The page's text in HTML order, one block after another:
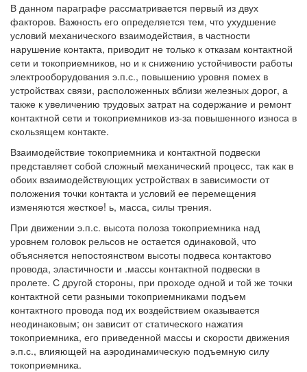
В данном параграфе рассматривается первый из двух
факторов. Важность его определяется тем, что ухудшение
условий механического взаимодействия, в частности
нарушение контакта, приводит не только к отказам контактной
сети и токоприемников, но и к снижению устойчивости работы
электрооборудования э.п.с., повышению уровня помех в
устройствах связи, расположенных вблизи железных дорог, а
также к увеличению трудовых затрат на содержание и ремонт
контактной сети и токоприемников из-за повышенного износа в
скользящем контакте.
Взаимодействие токоприемника и контактной подвески
представляет собой сложный механический процесс, так как в
обоих взаимодействующих устройствах в зависимости от
положения точки контакта и условий ее перемещения
изменяются жесткое! ь, масса, силы трения.
При движении э.п.с. высота полоза токоприемника над
уровнем головок рельсов не остается одинаковой, что
объясняется непостоянством высоты подвеса контактово
провода, эластичности и .массы контактной подвески в
пролете. С другой стороны, при проходе одной и той же точки
контактной сети разными токоприемниками подъем
контактного провода под их воздействием оказывается
неодинаковым; он зависит от статического нажатия
токоприемника, его приведенной массы и скорости движения
э.п.с., влияющей на аэродинамическую подъемную силу
токоприемника.